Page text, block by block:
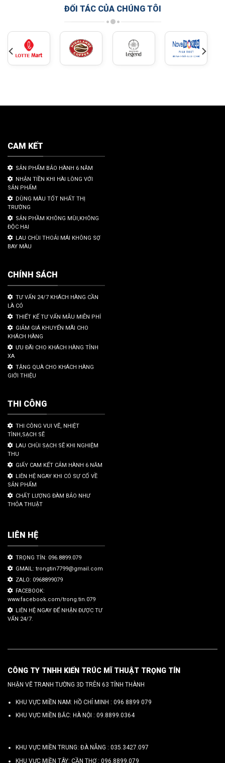
ĐỐI TÁC CỦA CHÚNG TÔI
CAM KẾT
SẢN PHẨM BẢO HÀNH 6 NĂM
NHẬN TIỀN KHI HÀI LÒNG VỚI
SẢN PHẨM
DÙNG MÀU TỐT NHẤT THỊ
TRƯỜNG
SẢN PHẦM KHÔNG MÙI,KHÔNG
ĐỘC HẠI
LAU CHÙI THOẢI MÁI KHÔNG SỢ
BAY MÀU
CHÍNH SÁCH
TƯ VẤN 24/7 KHÁCH HÀNG CẦN
LÀ CÓ
THIẾT KẾ TƯ VẤN MẪU MIỄN PHÍ
GIẢM GIÁ KHUYẾN MÃI CHO
KHÁCH HÀNG
ƯU ĐÃI CHO KHÁCH HÀNG TỈNH
XA
TẶNG QUÀ CHO KHÁCH HÀNG
GIỚI THIỆU
THI CÔNG
THI CÔNG VUI VẼ, NHIỆT
TÌNH,SẠCH SẼ
LAU CHÙI SẠCH SẼ KHI NGHIỆM
THU
GIẤY CAM KẾT CẢM HÀNH 6 NĂM
LIÊN HỆ NGAY KHI CÓ SỰ CỐ VỀ
SẢN PHẨM
CHẤT LƯỢNG ĐÀM BẢO NHƯ
THỎA THUẬT
LIÊN HỆ
TRỌNG TÍN: 096.8899.079
GMAIL: trongtin7799@gmail.com
ZALO: 0968899079
FACEBOOK:
www.facebook.com/trong.tin.079
LIÊN HỆ NGAY ĐỂ NHẬN ĐƯỢC TƯ
VẤN 24/7.
CÔNG TY TNHH KIẾN TRÚC MĨ THUẬT TRỌNG TÍN
NHẬN VẼ TRANH TƯỜNG 3D TRÊN 63 TỈNH THÀNH
KHU VỰC MIỀN NAM: HỒ CHÍ MINH : 096 8899 079
KHU VỰC MIỀN BẮC: HÀ NỘI : 09.8899.0364
KHU VỰC MIỀN TRUNG: ĐÀ NẴNG : 035.3427.097
KHU VỰC MIỀN TÂY: CẦN THƠ : 096.8899.079